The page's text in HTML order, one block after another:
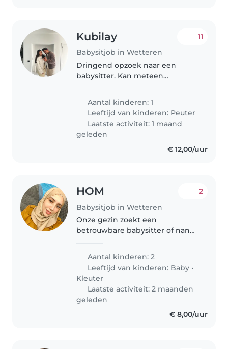
Kubilay
Babysitjob in Wetteren
11
Dringend opzoek naar een
babysitter. Kan meteen
Aantal kinderen: 1
Leeftijd van kinderen: Peuter
Laatste activiteit: 1 maand
geleden
€ 12,00/uur
HOM
Babysitjob in Wetteren
2
Onze gezin zoekt een
betrouwbare babysitter of nanny
kinderen, een baby en een
peuter. Onze kinderen zijn kalm,
onafhankelijk en energiek. Wij
zoeken iemand..
Aantal kinderen: 2
Leeftijd van kinderen: Baby •
Kleuter
Laatste activiteit: 2 maanden
geleden
€ 8,00/uur